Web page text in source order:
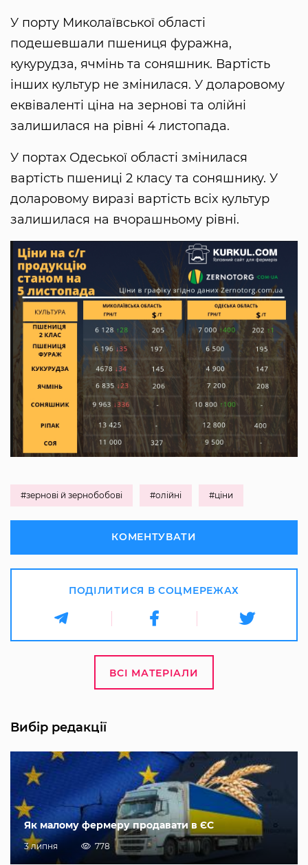
У порту Миколаївської області
подешевшали пшениця фуражна,
кукурудза, ячмінь та соняшник. Вартість
інших культур не змінилася. У доларовому
еквіваленті ціна на зернові та олійні
залишилася на рівні 4 листопада.
У портах Одеської області змінилася
вартість пшениці 2 класу та соняшнику. У
доларовому виразі вартість всіх культур
залишилася на вчорашньому рівні.
#зернові й зернобобові #олійні #ціни
КОМЕНТУВАТИ
ПОДІЛИТИСЯ В СОЦМЕРЕЖАХ
ВСІ МАТЕРІАЛИ
Вибір редакції
Як малому фермеру продавати в ЄС
3 липня 778